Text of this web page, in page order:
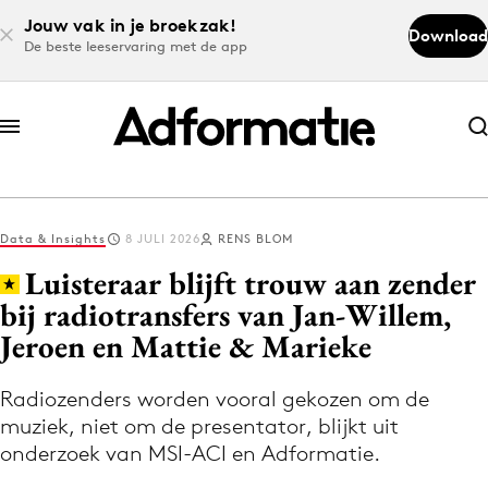
Jouw vak in je broekzak!
De beste leeservaring met de app
Download
Abonneer nu
Abonneer nu
Log in
Download de app
Volg het laatste nieuws via de Adformatie
Nieuws app
Data & Insights 8 JULI 2026 RENS BLOM
Luisteraar blijft trouw aan zender
bij radiotransfers van Jan-Willem,
Jeroen en Mattie & Marieke
Radiozenders worden vooral gekozen om de
muziek, niet om de presentator, blijkt uit
onderzoek van MSI-ACI en Adformatie.